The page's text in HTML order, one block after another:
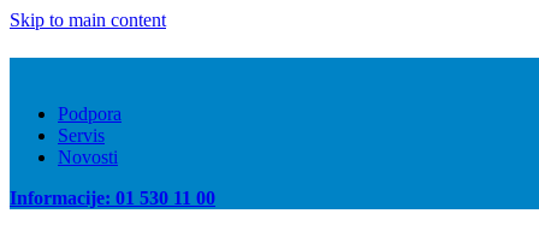
Skip to main content
Podpora
Servis
Novosti
Informacije: 01 530 11 00